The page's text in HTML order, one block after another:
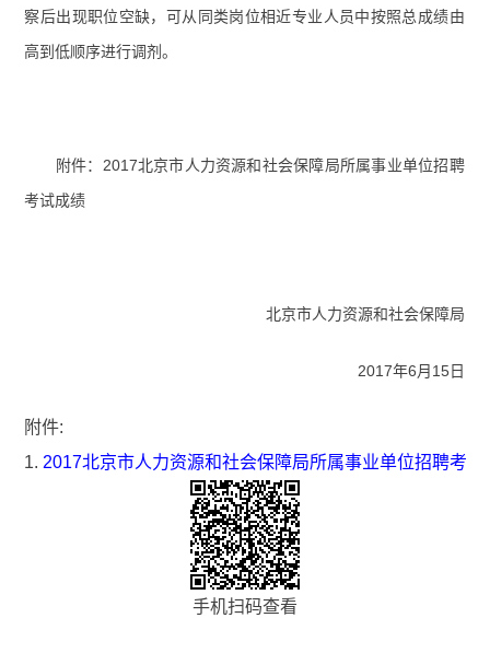
察后出现职位空缺，可从同类岗位相近专业人员中按照总成绩由
高到低顺序进行调剂。
附件：2017北京市人力资源和社会保障局所属事业单位招聘
考试成绩
北京市人力资源和社会保障局
2017年6月15日
附件:
1. 2017北京市人力资源和社会保障局所属事业单位招聘考试
手机扫码查看